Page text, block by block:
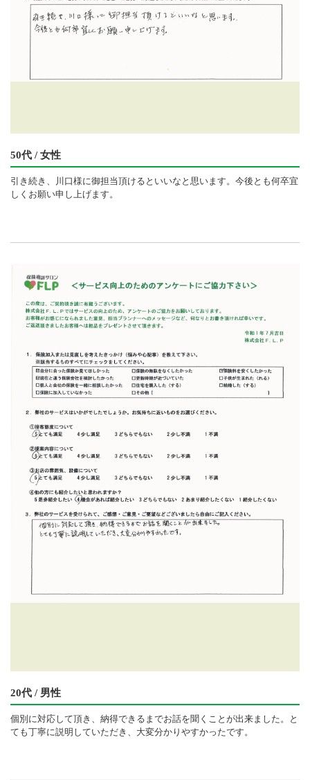
50代 / 女性
引き続き、川口様に御担当頂けるといいなと思います。今後とも何卒宜
しくお願い申し上げます。
20代 / 男性
個別に対応して頂き、納得できるまでお話を聞くことが出来ました。と
ても丁寧に説明していただき、大変分かりやすかったです。